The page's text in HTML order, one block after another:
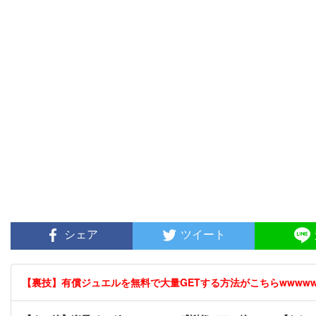
シェア ツイート
【裏技】有償ジュエルを無料で大量GETする方法がこちら